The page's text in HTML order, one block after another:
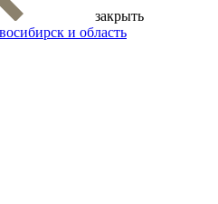
закрыть
и область